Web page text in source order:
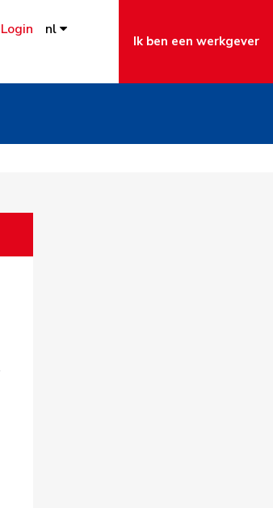
Login nl
Ik ben een werkgever